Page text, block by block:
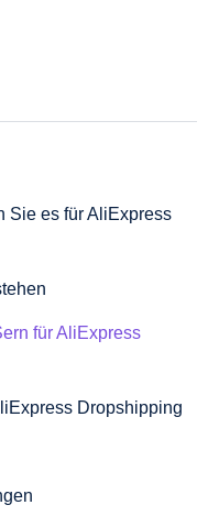
Sie es für AliExpress
für AliExpress
Dropshipping